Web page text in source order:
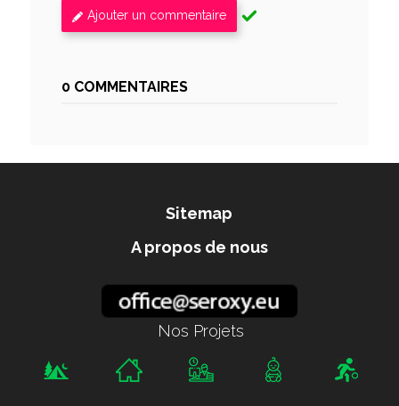
Ajouter un commentaire
0 COMMENTAIRES
Sitemap
A propos de nous
Nos Projets